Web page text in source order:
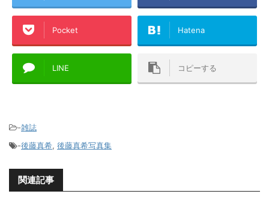
Pocket Hatena
LINE コピーする
-雑誌
-後藤真希, 後藤真希写真集
関連記事